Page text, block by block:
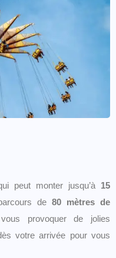
peut monter jusqu’à 15
de 80 mètres de
provoquer de jolies
votre arrivée pour vous